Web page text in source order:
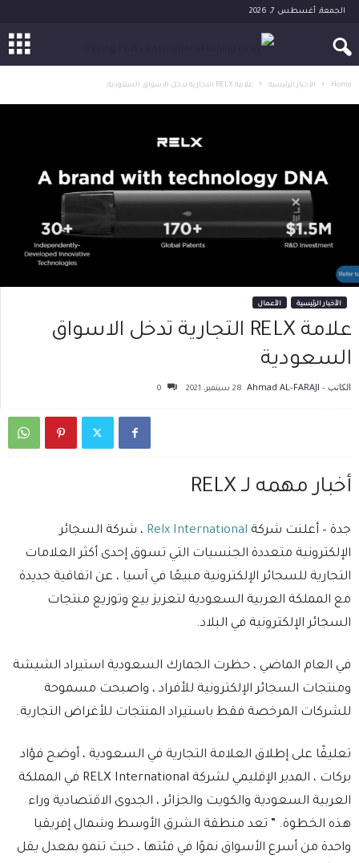
الجمعة, أغسطس 7, 2026
Home الأخبار الرئيسية علامة RELX التجارية تدخل الاسواق السعودية
الأخبار الرئيسية الأعمال
علامة RELX التجارية تدخل الاسواق
السعودية
الكاتب - Ahmad AL-FARAJI 28 سبتمبر، 2021 0
أخبار مهمه لـ RELX
جدة – أعلنت شركة Relx International ، شركة السجائر
الإلكترونية متعددة الجنسيات التي تسوق إحدى أكثر العلامات
التجارية للسجائر الإلكترونية مبيعًا في آسيا ، عن اتفاقية جديدة
مع المملكة العربية السعودية لتعزيز بيع وتوزيع منتجات
السجائر الإلكترونية في البلاد.
في العام الماضي ، حظرت الجمارك السعودية استيراد الشيشة
ومنتجات السجائر الإلكترونية للأفراد ، واصبحت مسموحة
للشركات المرخصة فقط باستيراد المنتجات للأغراض التجارية.
تعليقًا على إطلاق العلامة التجارية في السعودية ، أوضح فؤاد
بركات ، المدير الإقليمي لشركة RELX International في المملكة
العربية السعودية والكويت والجزائر ، الجدوى الاقتصادية وراء
هذه الخطوة. ” تعد منطقة الشرق الأوسط وشمال إفريقيا
واحدة من أسرع الأسواق نموًا في فئتها ، حيث تنمو بمعدل يقل